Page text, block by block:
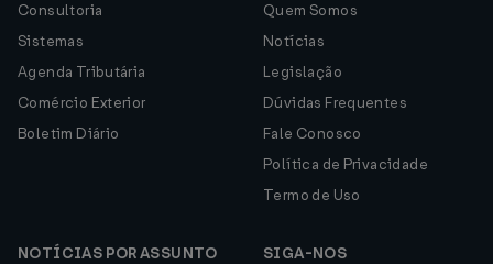
Consultoria
Sistemas
Agenda Tributária
Comércio Exterior
Boletim Diário
Quem Somos
Notícias
Legislação
Dúvidas Frequentes
Fale Conosco
Política de Privacidade
Termo de Uso
NOTÍCIAS POR ASSUNTO
SIGA-NOS